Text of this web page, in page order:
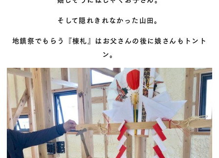
そして隠れきれなかった山田。
地鎮祭でもらう『棟札』はお父さんの後に娘さんもトント
ン。